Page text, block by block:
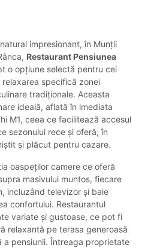
impresionant, în Munții
Restaurant Pensiunea
o opțiune selectă pentru cei
specifică zonei
tradiționale. Aceasta
ideală, aflată în imediata
M1, ceea ce facilitează accesul
sezonului rece și oferă, în
și plăcut pentru cazare.
oaspeților camere ce oferă
masivului muntos, fiecare
incluzând televizor și baie
confortului. Restaurantul
variate și gustoase, ce pot fi
relaxantă pe terasa generoasă
a pensiunii. Întreaga proprietate